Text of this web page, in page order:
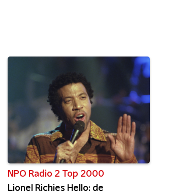
NPO Radio 2 Top 2000
Lionel Richies Hello: de